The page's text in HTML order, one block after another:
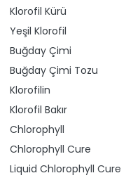
Klorofil Kürü
Yeşil Klorofil
Buğday Çimi
Buğday Çimi Tozu
Klorofilin
Klorofil Bakır
Chlorophyll
Chlorophyll Cure
Liquid Chlorophyll Cure